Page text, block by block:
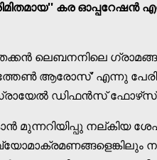
കര
ലെബനനിലെ
ആരോസ്' എന്നു
ഇസ്രായേല്‍ ഡിഫന്‍സ്
മുന്നറിയിപ്പു നല്കിയ